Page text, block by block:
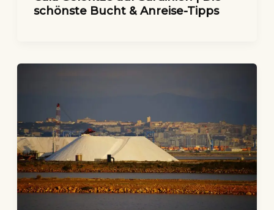
schönste Bucht & Anreise-Tipps